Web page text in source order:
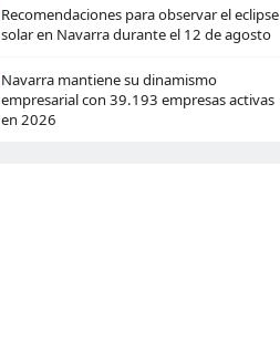
Recomendaciones para observar el eclipse
solar en Navarra durante el 12 de agosto
Navarra mantiene su dinamismo
empresarial con 39.193 empresas activas
en 2026